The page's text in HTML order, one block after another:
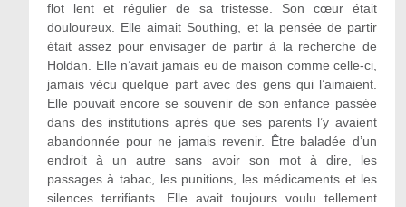
flot lent et régulier de sa tristesse. Son cœur était
douloureux. Elle aimait Southing, et la pensée de partir
était assez pour envisager de partir à la recherche de
Holdan. Elle n’avait jamais eu de maison comme celle-ci,
jamais vécu quelque part avec des gens qui l’aimaient.
Elle pouvait encore se souvenir de son enfance passée
dans des institutions après que ses parents l’y avaient
abandonnée pour ne jamais revenir. Être baladée d’un
endroit à un autre sans avoir son mot à dire, les
passages à tabac, les punitions, les médicaments et les
silences terrifiants. Elle avait toujours voulu tellement